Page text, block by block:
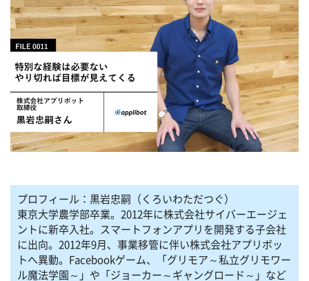
プロフィール：黒岩忠嗣（くろいわただつぐ）
東京大学農学部卒業。2012年に株式会社サイバーエージェ
ントに新卒入社。スマートフォンアプリを開発する子会社
に出向。2012年9月、事業移管に伴い株式会社アプリボッ
トへ異動。Facebookゲーム、「グリモア～私立グリモワー
ル魔法学園～」や「ジョーカー～ギャングロード～」など